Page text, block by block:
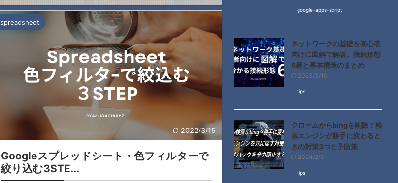
2022/3/15
spreadsheet
Googleスプレッドシート・色フィルターで
絞り込む3STE...
google-apps-script
ネットワークの基礎を初心者
向けに図解で解説。接続形態
6種と基本構造のまとめ
2023/3/10
tips
クロームからbingを削除！検
索エンジンが勝手に変わると
きの対策3つと予防策
2024/2/9
tips